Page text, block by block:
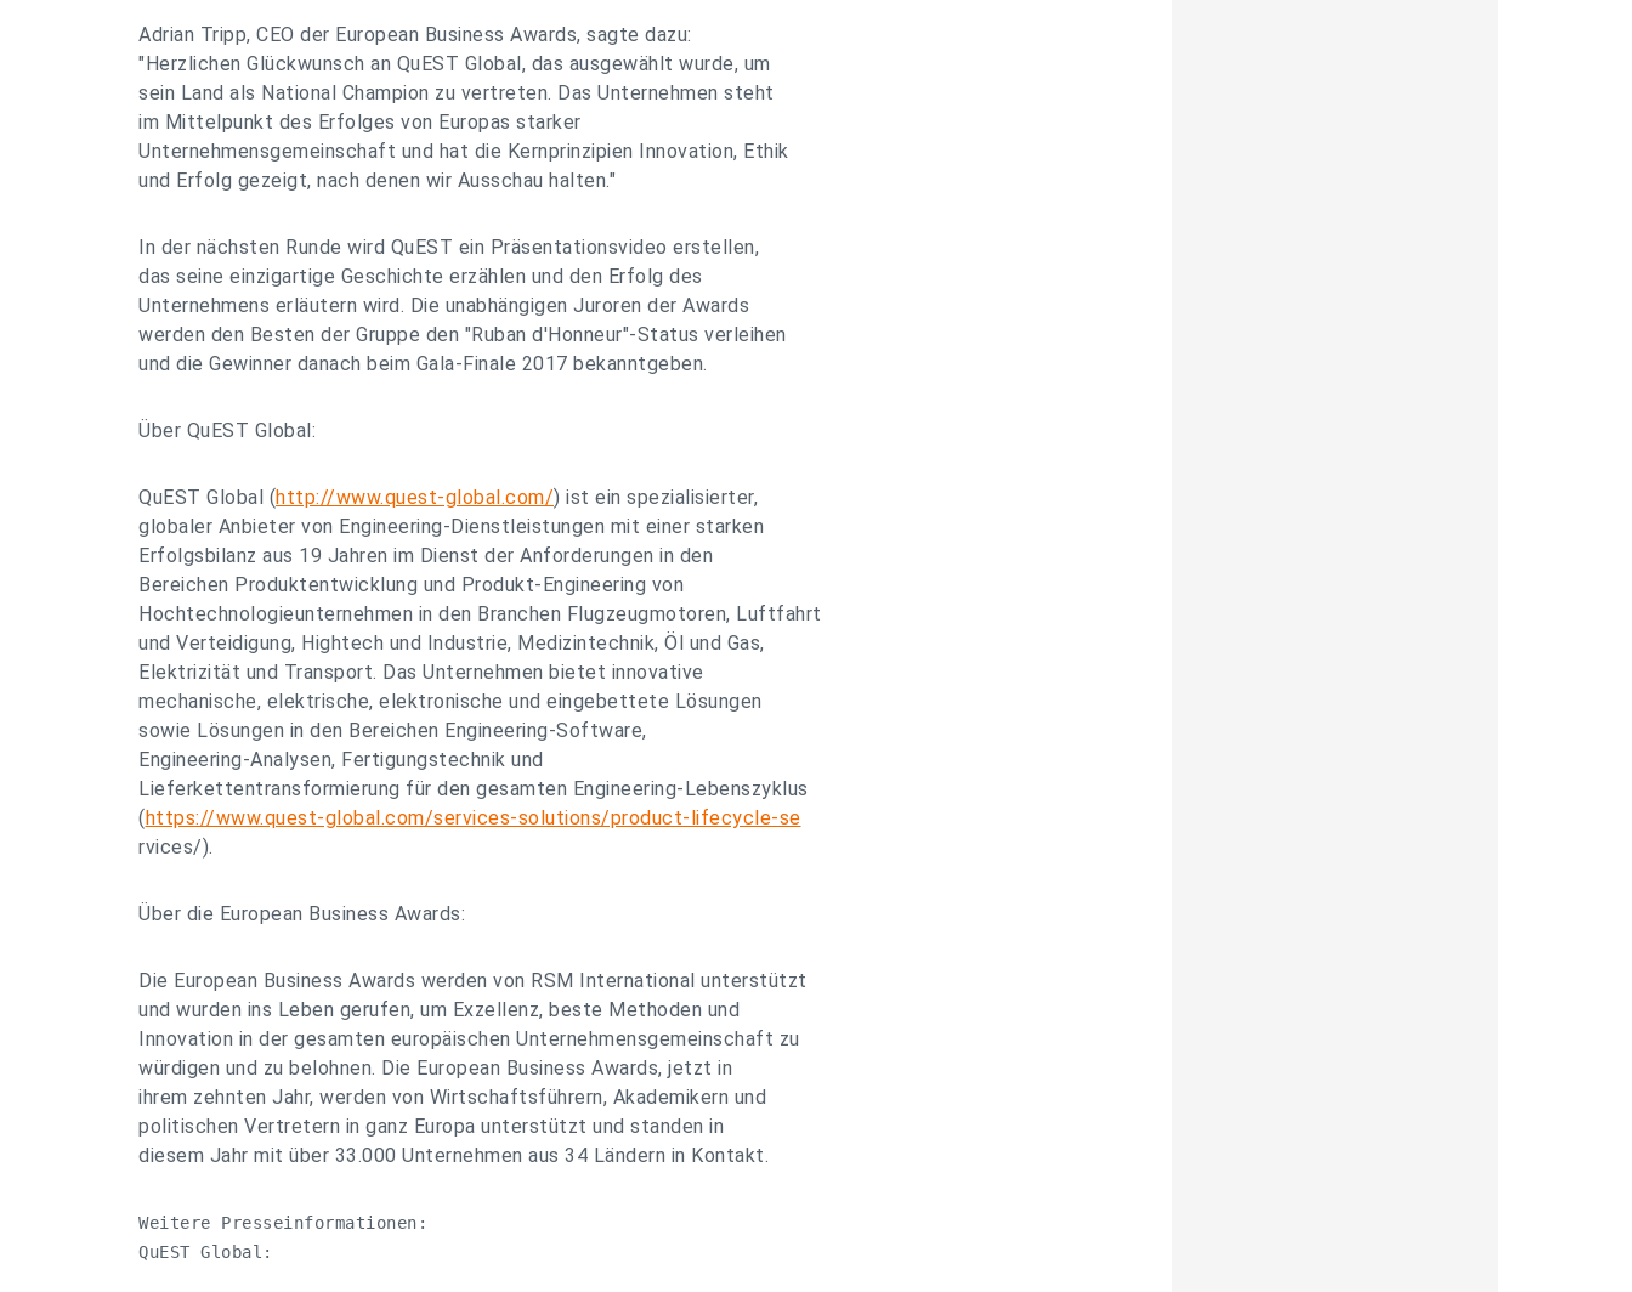
Adrian Tripp, CEO der European Business Awards, sagte dazu:
"Herzlichen Glückwunsch an QuEST Global, das ausgewählt wurde, um
sein Land als National Champion zu vertreten. Das Unternehmen steht
im Mittelpunkt des Erfolges von Europas starker
Unternehmensgemeinschaft und hat die Kernprinzipien Innovation, Ethik
und Erfolg gezeigt, nach denen wir Ausschau halten."
In der nächsten Runde wird QuEST ein Präsentationsvideo erstellen,
das seine einzigartige Geschichte erzählen und den Erfolg des
Unternehmens erläutern wird. Die unabhängigen Juroren der Awards
werden den Besten der Gruppe den "Ruban d'Honneur"-Status verleihen
und die Gewinner danach beim Gala-Finale 2017 bekanntgeben.
Über QuEST Global:
QuEST Global (http://www.quest-global.com/) ist ein spezialisierter,
globaler Anbieter von Engineering-Dienstleistungen mit einer starken
Erfolgsbilanz aus 19 Jahren im Dienst der Anforderungen in den
Bereichen Produktentwicklung und Produkt-Engineering von
Hochtechnologieunternehmen in den Branchen Flugzeugmotoren, Luftfahrt
und Verteidigung, Hightech und Industrie, Medizintechnik, Öl und Gas,
Elektrizität und Transport. Das Unternehmen bietet innovative
mechanische, elektrische, elektronische und eingebettete Lösungen
sowie Lösungen in den Bereichen Engineering-Software,
Engineering-Analysen, Fertigungstechnik und
Lieferkettentransformierung für den gesamten Engineering-Lebenszyklus
(https://www.quest-global.com/services-solutions/product-lifecycle-se
rvices/).
Über die European Business Awards:
Die European Business Awards werden von RSM International unterstützt
und wurden ins Leben gerufen, um Exzellenz, beste Methoden und
Innovation in der gesamten europäischen Unternehmensgemeinschaft zu
würdigen und zu belohnen. Die European Business Awards, jetzt in
ihrem zehnten Jahr, werden von Wirtschaftsführern, Akademikern und
politischen Vertretern in ganz Europa unterstützt und standen in
diesem Jahr mit über 33.000 Unternehmen aus 34 Ländern in Kontakt.
Weitere Presseinformationen:
QuEST Global: